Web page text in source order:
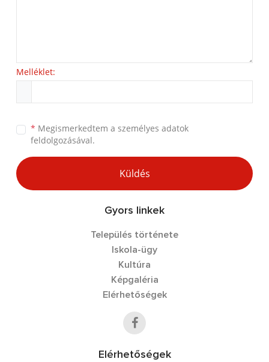
Melléklet:
* Megismerkedtem a személyes adatok
feldolgozásával.
Küldés
Gyors linkek
Település története
Iskola-ügy
Kultúra
Képgaléria
Elérhetőségek
Elérhetőségek